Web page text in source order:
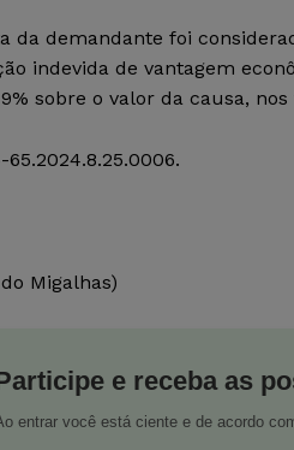
da demandante foi
indevida de vantagem
sobre o valor da causa,
65.2024.8.25.0006.
Migalhas)
e receba as
entrar você está ciente e de acordo